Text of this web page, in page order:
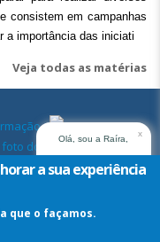
consistem em campanhas
a importância das iniciati
Veja todas as matérias
Olá, sou a Raíra,
assistente virtual do
TRT14. Em que posso
x
a sua experiência
que o façamos.